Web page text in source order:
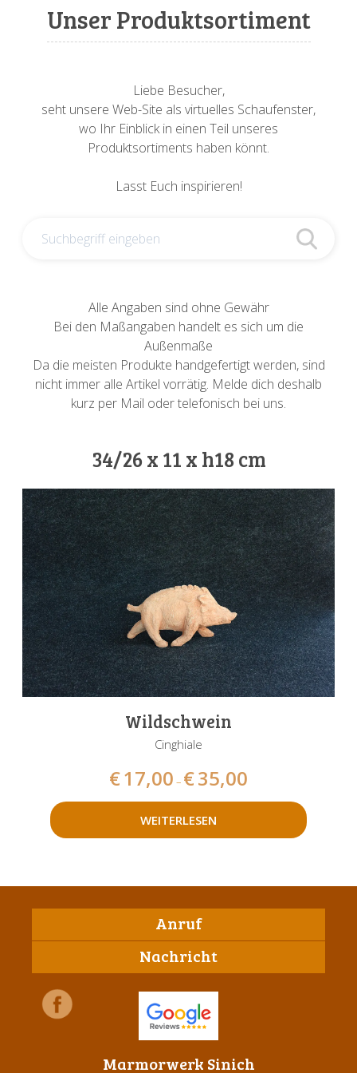
Unser Produktsortiment
Liebe Besucher,
seht unsere Web-Site als virtuelles Schaufenster,
wo Ihr Einblick in einen Teil unseres
Produktsortiments haben könnt.
Lasst Euch inspirieren!
Alle Angaben sind ohne Gewähr
Bei den Maßangaben handelt es sich um die
Außenmaße
Da die meisten Produkte handgefertigt werden, sind
nicht immer alle Artikel vorrätig. Melde dich deshalb
kurz per Mail oder telefonisch bei uns.
34/26 x 11 x h18 cm
Wildschwein
Cinghiale
€17,00 – €35,00
WEITERLESEN
Anruf
Nachricht
Marmorwerk Sinich
Sonnenuhren
Spardosen
Vögel
Vogeltränken
Verschiedene
Wandschalen
Sockel + Säulen
Tierfiguren
Meeresbewohner
Schildkröten
Schweine + Wildschweine
Verschiedene
Zwiebel- + Knoblauchtöpfe